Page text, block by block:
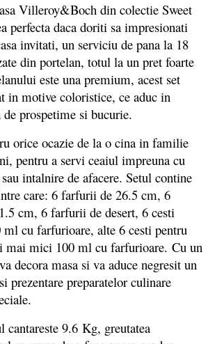
Villeroy&Boch din colectie Sweet
perfecta daca doriti sa impresionati
invitati, un serviciu de pana la 18
din portelan, totul la un pret foarte
este una premium, acest set
in motive coloristice, ce aduc in
de prospetime si bucurie.
ocazie de la o cina in familie
pentru a servi ceaiul impreuna cu
intalnire de afacere. Setul contine
care: 6 farfurii de 26.5 cm, 6
cm, 6 farfurii de desert, 6 cesti
ml cu farfurioare, alte 6 cesti pentru
mai mici 100 ml cu farfurioare. Cu un
decora masa si va aduce negresit un
prezentare preparatelor culinare
9.6 Kg, greutatea